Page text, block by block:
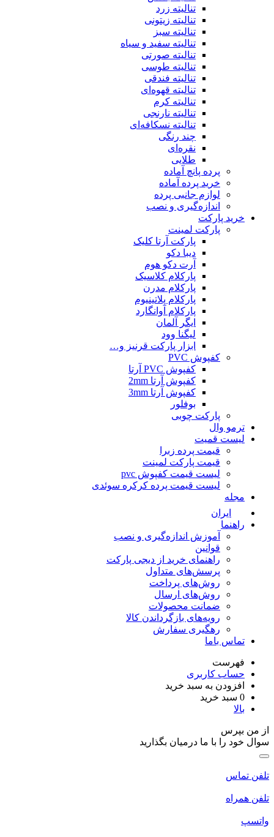
تنالیته زرد
تنالیته زیتونی
تنالیته سبز
تنالیته سفید و سیاه
تنالیته صورتی
تنالیته طوسی
تنالیته فندقی
تنالیته قهوه‌ای
تنالیته کرم
تنالیته نارنجی
تنالیته نسکافه‌ای
چند رنگی
نقره‌ای
طلایی
پرده پانچ آماده
خرید پرده آماده
لوازم جانبی پرده
اندازه‌گیری و نصب
خرید پارکت
پارکت لمینت
پارکت آرتا کلیک
دیبا دکو
آرت دکو هوم
پارکلام کلاسیک
پارکلام مدرن
پارکلام پلاتینیوم
پارکلام آوانگارد
ایگر آلمان
لیگنا وود
ابزار پارکت قرنیز و…
کفپوش PVC
کفپوش PVC آرتا
کفپوش آرتا 2mm
کفپوش آرتا 3mm
بوفلور
پارکت چوبی
ترمو وال
لیست قمیت
قیمت پرده زبرا
قیمت پارکت لمینت
لیست قیمت کفپوش pvc
لیست قیمت پرده کرکره سوئدی
مجله
ایران
راهنما
آموزش اندازه‌گیری و نصب
قوانین
راهنمای خرید از دیجی پارکت
پرسش‌های متداول
روش‌های پرداخت
روش‌های ارسال
ضمانت محصولات
رویه‌های بازگرداندن کالا
رهگیری سفارش
تماس باما
فهرست
حساب کاربری
افزودن به سبد خرید
0 سبد خرید
بالا
از من بپرس
سوال خود را با ما درمیان بگذارید
تلفن تماس
تلفن همراه
واتسپ